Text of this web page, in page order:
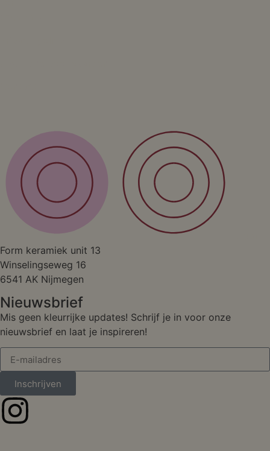
Form keramiek unit 13
Winselingseweg 16
6541 AK Nijmegen
Nieuwsbrief
Mis geen kleurrijke updates! Schrijf je in voor onze
nieuwsbrief en laat je inspireren!
Inschrijven